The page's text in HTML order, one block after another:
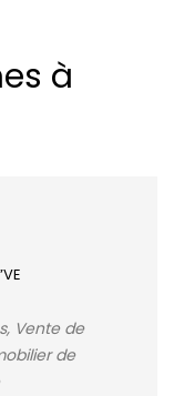
à
Vente de
de